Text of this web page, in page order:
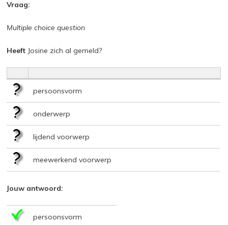
Vraag:
Multiple choice question
Heeft Josine zich al gemeld?
persoonsvorm
onderwerp
lijdend voorwerp
meewerkend voorwerp
Jouw antwoord:
persoonsvorm